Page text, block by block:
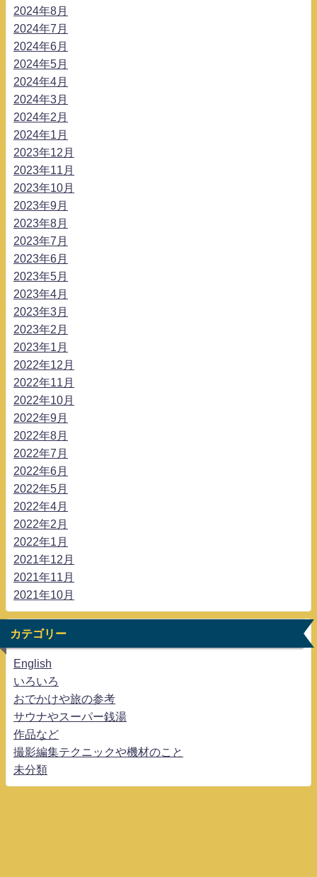
2024年8月
2024年7月
2024年6月
2024年5月
2024年4月
2024年3月
2024年2月
2024年1月
2023年12月
2023年11月
2023年10月
2023年9月
2023年8月
2023年7月
2023年6月
2023年5月
2023年4月
2023年3月
2023年2月
2023年1月
2022年12月
2022年11月
2022年10月
2022年9月
2022年8月
2022年7月
2022年6月
2022年5月
2022年4月
2022年2月
2022年1月
2021年12月
2021年11月
2021年10月
カテゴリー
English
いろいろ
おでかけや旅の参考
サウナやスーパー銭湯
作品など
撮影編集テクニックや機材のこと
未分類